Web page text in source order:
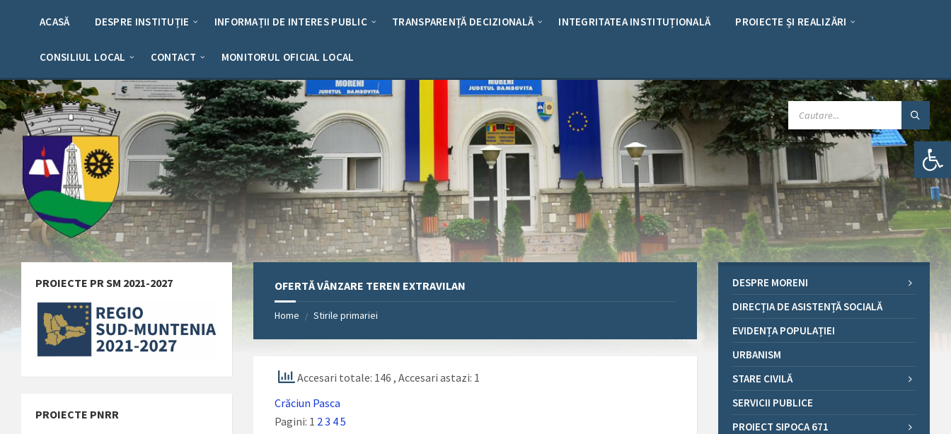
Deschide bara de unelte
ACASĂ DESPRE INSTITUȚIE INFORMAȚII DE INTERES PUBLIC TRANSPARENȚĂ DECIZIONALĂ INTEGRITATEA INSTITUȚIONALĂ PROIECTE ȘI REALIZĂRI
CONSILIUL LOCAL CONTACT MONITORUL OFICIAL LOCAL
CAUTARE:
OFERTĂ VÂNZARE TEREN EXTRAVILAN
Home / Stirile primariei
Accesari totale: 146, Accesari astazi: 1
Crăciun Pasca
Pagini: 1 2 3 45
PROIECTE PR SM 2021-2027
PROIECTE PNRR
DESPRE MORENI
DIRECȚIA DE ASISTENȚĂ SOCIALĂ
EVIDENȚA POPULAȚIEI
URBANISM
STARE CIVILĂ
SERVICII PUBLICE
PROIECT SIPOCA 671